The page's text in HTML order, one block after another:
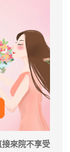
接來院不享受